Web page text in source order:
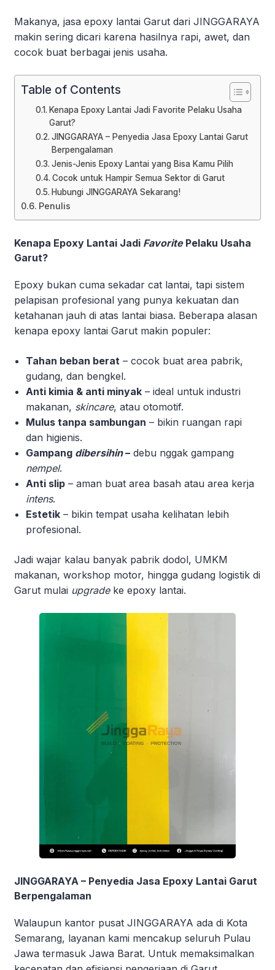
Makanya, jasa epoxy lantai Garut dari JINGGARAYA
makin sering dicari karena hasilnya rapi, awet, dan
cocok buat berbagai jenis usaha.
Table of Contents
Kenapa Epoxy Lantai Jadi Favorite Pelaku Usaha
Garut?
JINGGARAYA – Penyedia Jasa Epoxy Lantai Garut
Berpengalaman
Jenis-Jenis Epoxy Lantai yang Bisa Kamu Pilih
Cocok untuk Hampir Semua Sektor di Garut
Hubungi JINGGARAYA Sekarang!
Penulis
Kenapa Epoxy Lantai Jadi FavoritePelaku Usaha
Garut?
Epoxy bukan cuma sekadar cat lantai, tapi sistem
pelapisan profesional yang punya kekuatan dan
ketahanan jauh di atas lantai biasa. Beberapa alasan
kenapa epoxy lantai Garut makin populer:
Tahan beban berat – cocok buat area pabrik,
gudang, dan bengkel.
Anti kimia & anti minyak – ideal untuk industri
makanan, skincare, atau otomotif.
Mulus tanpa sambungan – bikin ruangan rapi
dan higienis.
Gampang dibersihin– debu nggak gampang
nempel.
Anti slip – aman buat area basah atau area kerja
intens.
Estetik – bikin tempat usaha kelihatan lebih
profesional.
Jadi wajar kalau banyak pabrik dodol, UMKM
makanan, workshop motor, hingga gudang logistik di
Garut mulai upgradeke epoxy lantai.
JINGGARAYA – Penyedia Jasa Epoxy Lantai Garut
Berpengalaman
Walaupun kantor pusat JINGGARAYA ada di Kota
Semarang, layanan kami mencakup seluruh Pulau
Jawa termasuk Jawa Barat. Untuk memaksimalkan